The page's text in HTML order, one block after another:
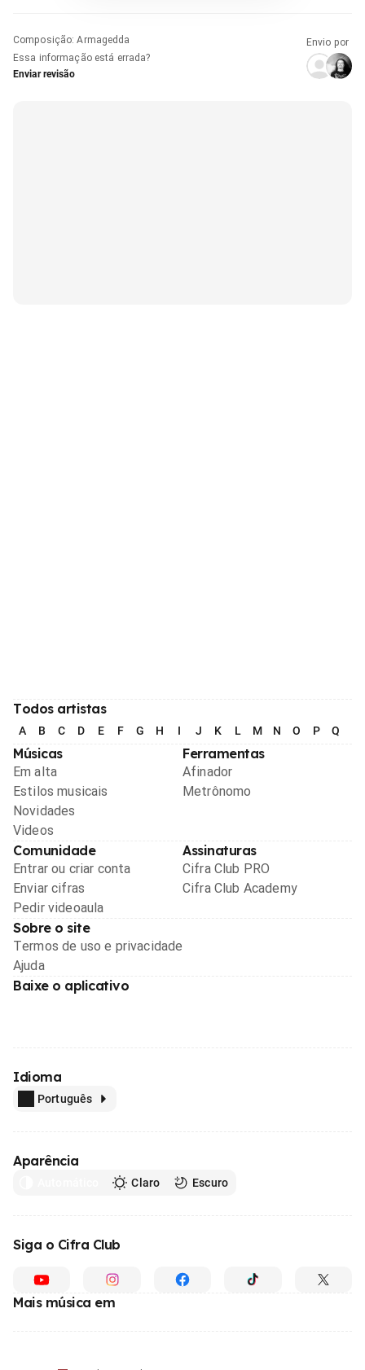
Composição:Armagedda
Essa informação está errada?
Enviar revisão
Envio por
Todos artistas
A B C D E F G H I J K L M N O P Q
Músicas
Em alta
Estilos musicais
Novidades
Videos
Ferramentas
Afinador
Metrônomo
Comunidade
Entrar ou criar conta
Enviar cifras
Pedir videoaula
Assinaturas
Cifra Club PRO
Cifra Club Academy
Sobre o site
Termos de uso e privacidade
Ajuda
Baixe o aplicativo
Idioma
Português
Aparência
Claro Escuro
Siga o Cifra Club
Mais música em